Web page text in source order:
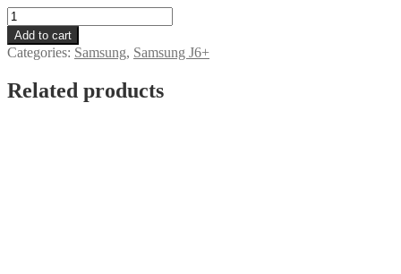
Futrola
Sarena
Samsung
J6
#1
Add to cart
Categories: Samsung, Samsung J6+
Related products